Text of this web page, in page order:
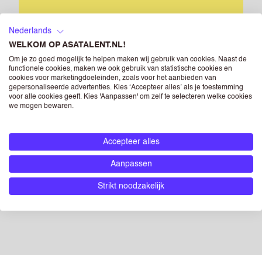
ONTDEK ONZE FLEXPOOL
Werken waar en wanneer het jou
uitkomt.
Nederlands
WELKOM OP ASATALENT.NL!
Om je zo goed mogelijk te helpen maken wij gebruik van cookies. Naast de
functionele cookies, maken we ook gebruik van statistische cookies en
cookies voor marketingdoeleinden, zoals voor het aanbieden van
gepersonaliseerde advertenties. Kies ‘Accepteer alles’ als je toestemming
voor alle cookies geeft. Kies 'Aanpassen' om zelf te selecteren welke cookies
we mogen bewaren.
Accepteer alles
Aanpassen
Strikt noodzakelijk